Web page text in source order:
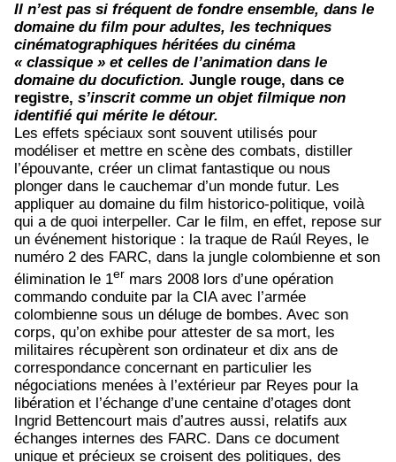
Il n’est pas si fréquent de fondre ensemble, dans le
domaine du film pour adultes, les techniques
cinématographiques héritées du cinéma
« classique » et celles de l’animation dans le
domaine du docufiction. Jungle rouge, dans ce
registre, s’inscrit comme un objet filmique non
identifié qui mérite le détour.
Les effets spéciaux sont souvent utilisés pour
modéliser et mettre en scène des combats, distiller
l’épouvante, créer un climat fantastique ou nous
plonger dans le cauchemar d’un monde futur. Les
appliquer au domaine du film historico-politique, voilà
qui a de quoi interpeller. Car le film, en effet, repose sur
un événement historique : la traque de Raú l Reyes, le
numéro 2 des FARC, dans la jungle colombienne et son
élimination le 1er mars 2008 lors d’une opération
commando conduite par la CIA avec l’armée
colombienne sous un déluge de bombes. Avec son
corps, qu’on exhibe pour attester de sa mort, les
militaires récupèrent son ordinateur et dix ans de
correspondance concernant en particulier les
négociations menées à l’extérieur par Reyes pour la
libération et l’échange d’une centaine d’otages dont
Ingrid Bettencourt mais d’autres aussi, relatifs aux
échanges internes des FARC. Dans ce document
unique et précieux se croisent des politiques, des